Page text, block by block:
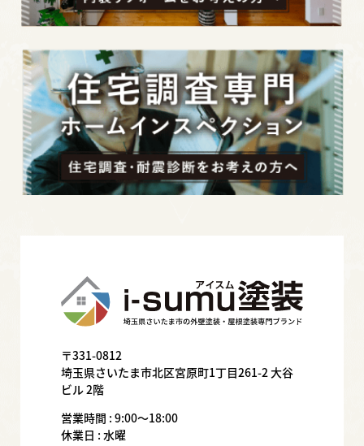
〒331-0812
埼玉県さいたま市北区宮原町1丁目261-2 大谷
ビル 2階
営業時間 : 9:00〜18:00
休業日 : 水曜